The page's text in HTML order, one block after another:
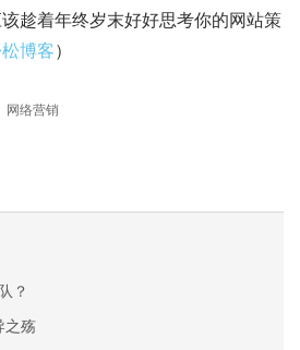
趁着年终岁末好好思考你的网站策
博客）
网络营销
？
之殇